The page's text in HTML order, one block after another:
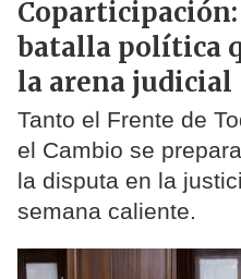
batalla política
la arena judicial
Tanto el Frente de
el Cambio se
la disputa en la
semana caliente.